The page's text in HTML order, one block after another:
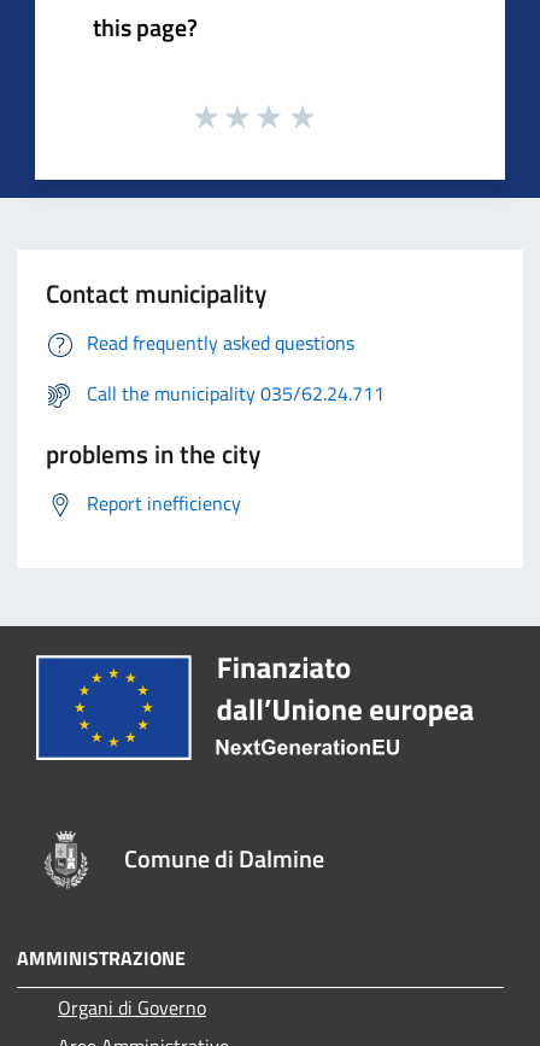
this page?
Contact municipality
Read frequently asked questions
Call the municipality 035/62.24.711
problems in the city
Report inefficiency
Comune di Dalmine
AMMINISTRAZIONE
Organi di Governo